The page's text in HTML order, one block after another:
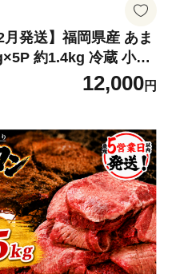
月発送】福岡県産 あま
約1.4kg 冷蔵 小分
イチゴ フルーツ 果物
もの 冬 春 旬 福岡 九
ィング
12,000円